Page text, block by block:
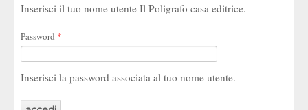
Inserisci il tuo nome utente Il Poligrafo casa editrice.
Password *
Inserisci la password associata al tuo nome utente.